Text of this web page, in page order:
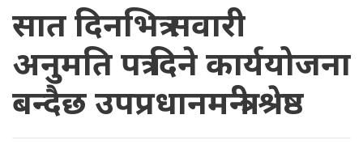
सात दिनभित्र सवारी
अनुमति पत्र दिने कार्ययोजना
बन्दैछ उपप्रधानमन्त्री श्रेष्ठ